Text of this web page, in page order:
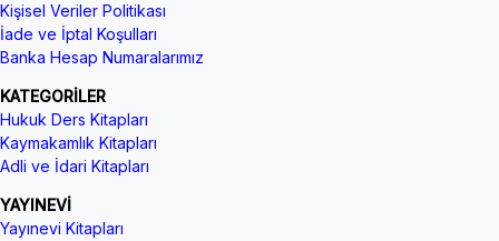
Kişisel Veriler Politikası
İade ve İptal Koşulları
Banka Hesap Numaralarımız
KATEGORİLER
Hukuk Ders Kitapları
Kaymakamlık Kitapları
Adli ve İdari Kitapları
YAYINEVİ
Yayınevi Kitapları